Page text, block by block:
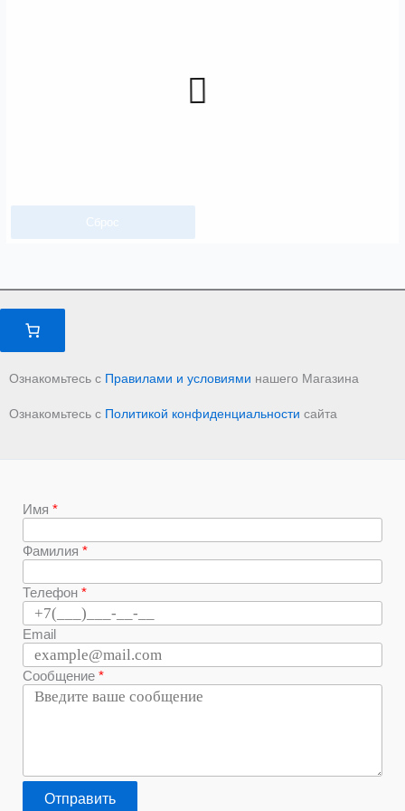
Сброс
Ознакомьтесь с Правилами и условиями нашего Магазина
Ознакомьтесь с Политикой конфиденциальности сайта
Имя
Фамилия
Телефон
Email
Сообщение
Отправить